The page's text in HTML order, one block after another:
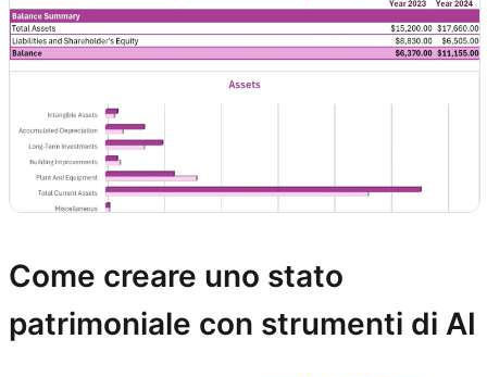
Come creare uno stato
patrimoniale con strumenti di AI